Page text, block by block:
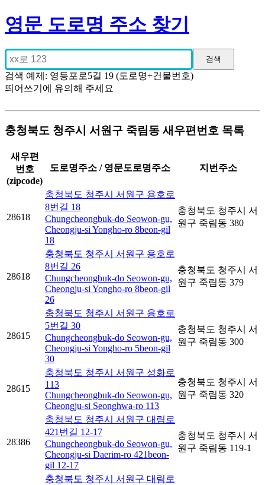
영문 도로명 주소 찾기
검색 예제: 영등포로5길 19 (도로명+건물번호)
띄어쓰기에 유의해 주세요
충청북도 청주시 서원구 죽림동 새우편번호 목록
새우편
번호
(zipcode)
도로명주소 / 영문도로명주소 지번주소
28618
충청북도 청주시 서원구 용호로
8번길 18
Chungcheongbuk-do Seowon-gu,
Cheongju-si Yongho-ro 8beon-gil
18
충청북도 청주시 서
원구 죽림동 380
28618
충청북도 청주시 서원구 용호로
8번길 26
Chungcheongbuk-do Seowon-gu,
Cheongju-si Yongho-ro 8beon-gil
26
충청북도 청주시 서
원구 죽림동 379
28615
충청북도 청주시 서원구 용호로
5번길 30
Chungcheongbuk-do Seowon-gu,
Cheongju-si Yongho-ro 5beon-gil
30
충청북도 청주시 서
원구 죽림동 300
28615
충청북도 청주시 서원구 성화로
113
Chungcheongbuk-do Seowon-gu,
Cheongju-si Seonghwa-ro 113
충청북도 청주시 서
원구 죽림동 320
28386
충청북도 청주시 서원구 대림로
421번길 12-17
Chungcheongbuk-do Seowon-gu,
Cheongju-si Daerim-ro 421beon-
gil 12-17
충청북도 청주시 서
원구 죽림동 119-1
충청북도 청주시 서원구 대림로